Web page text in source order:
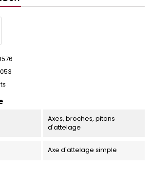
Axes, broches, pitons
d'attelage
Axe d'attelage simple